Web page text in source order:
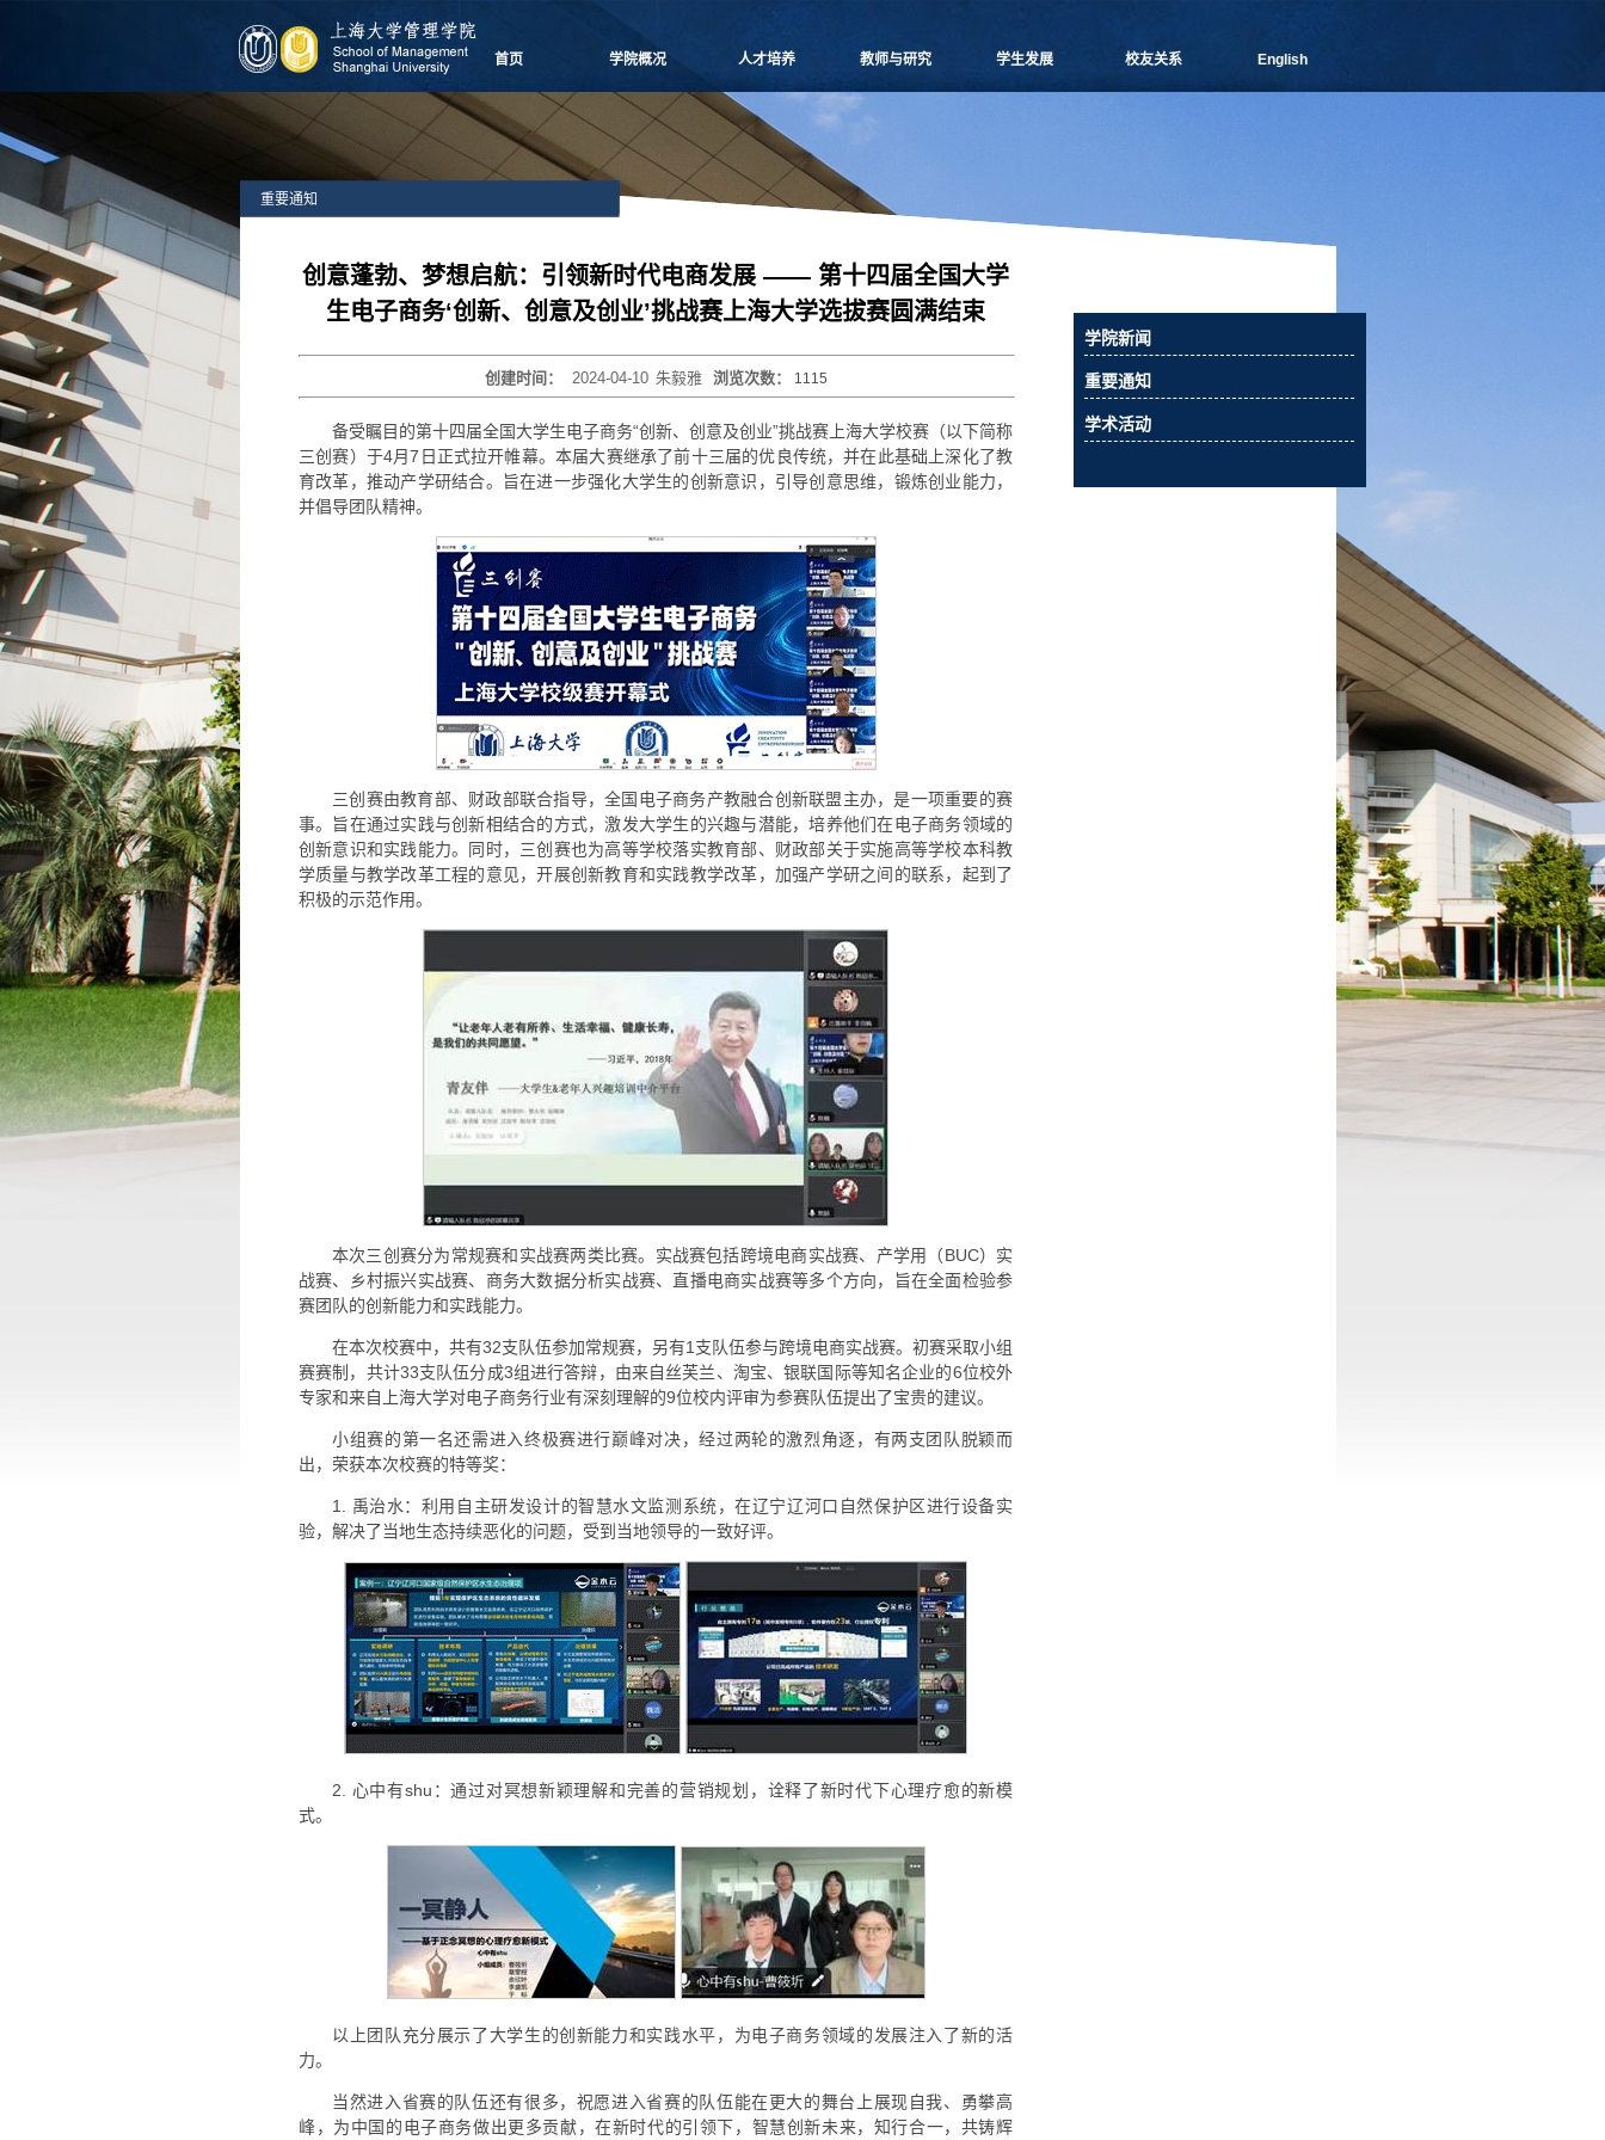
首页 学院概况
学院愿景
院长致辞
学院介绍
党群组织
学系设置
学院制度
学院视频
学院宣传
人才培养
本科生教学
博士生教学
硕士生教学
MBA
物流工程
项目管理
工程管理
联合培养
高级培训
教师与研究
人事专栏
研究中心
科研信息
学术活动
科研项目
博士生导师
学生发展 校友关系
活动预告
相关下载
联系我们
English
重要通知
创意蓬勃、梦想启航：引领新时代电商发展 —— 第十四届全国大学
生电子商务‘创新、创意及创业’挑战赛上海大学选拔赛圆满结束
创建时间： 2024-04-10 朱毅雅 浏览次数： 1115
备受瞩目的第十四届全国大学生电子商务“创新、创意及创业”挑战赛上海大学校赛（以下简称
三创赛）于4月7日正式拉开帷幕。本届大赛继承了前十三届的优良传统，并在此基础上深化了教
育改革，推动产学研结合。旨在进一步强化大学生的创新意识，引导创意思维，锻炼创业能力，
并倡导团队精神。
三创赛由教育部、财政部联合指导，全国电子商务产教融合创新联盟主办，是一项重要的赛
事。旨在通过实践与创新相结合的方式，激发大学生的兴趣与潜能，培养他们在电子商务领域的
创新意识和实践能力。同时，三创赛也为高等学校落实教育部、财政部关于实施高等学校本科教
学质量与教学改革工程的意见，开展创新教育和实践教学改革，加强产学研之间的联系，起到了
积极的示范作用。
本次三创赛分为常规赛和实战赛两类比赛。实战赛包括跨境电商实战赛、产学用（BUC）实
战赛、乡村振兴实战赛、商务大数据分析实战赛、直播电商实战赛等多个方向，旨在全面检验参
赛团队的创新能力和实践能力。
在本次校赛中，共有32支队伍参加常规赛，另有1支队伍参与跨境电商实战赛。初赛采取小组
赛赛制，共计33支队伍分成3组进行答辩，由来自丝芙兰、淘宝、银联国际等知名企业的6位校外
专家和来自上海大学对电子商务行业有深刻理解的9位校内评审为参赛队伍提出了宝贵的建议。
小组赛的第一名还需进入终极赛进行巅峰对决，经过两轮的激烈角逐，有两支团队脱颖而
出，荣获本次校赛的特等奖：
1. 禹治水：利用自主研发设计的智慧水文监测系统，在辽宁辽河口自然保护区进行设备实
验，解决了当地生态持续恶化的问题，受到当地领导的一致好评。
2. 心中有shu：通过对冥想新颖理解和完善的营销规划，诠释了新时代下心理疗愈的新模
式。
以上团队充分展示了大学生的创新能力和实践水平，为电子商务领域的发展注入了新的活
力。
当然进入省赛的队伍还有很多，祝愿进入省赛的队伍能在更大的舞台上展现自我、勇攀高
峰，为中国的电子商务做出更多贡献，在新时代的引领下，智慧创新未来，知行合一，共铸辉
学院新闻
重要通知
学术活动